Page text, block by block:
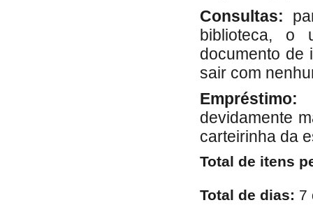
Consultas:
biblioteca, o
documento de
sair com
Empréstimo:
devidamente
carteirinha da
Total de itens
Total de dias: 7